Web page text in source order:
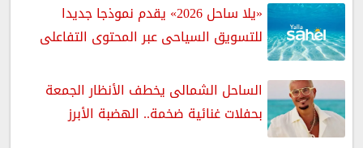
«يلا ساحل 2026» يقدم نموذجا جديدا
للتسويق السياحى عبر المحتوى التفاعلى
الساحل الشمالى يخطف الأنظار الجمعة
بحفلات غنائية ضخمة.. الهضبة الأبرز